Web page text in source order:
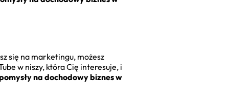
się na marketingu, możesz
w niszy, która Cię interesuje, i
na dochodowy biznes w